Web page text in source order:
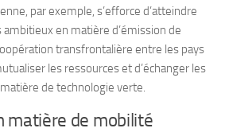
par exemple, s’efforce d’atteindre
en matière d’émission de
transfrontalière entre les pays
les ressources et d’échanger les
de technologie verte.
matière de mobilité